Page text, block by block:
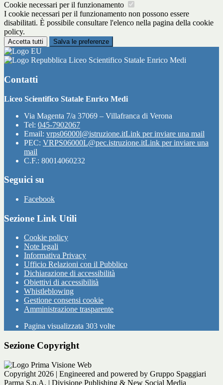
Cookie necessari per il funzionamento
I cookie necessari per il funzionamento non possono essere
disabilitati. È possibile consultare l'elenco nella pagina della cookie
policy.
Accetta tutti Salva le preferenze
Liceo Scientifico Statale Enrico Medi
Contatti
Liceo Scientifico Statale Enrico Medi
Via Magenta 7/a 37069 – Villafranca di Verona
Tel: 045-7902067
Email: vrps06000l@istruzione.itLink per inviare una mail
PEC: VRPS06000L@pec.istruzione.itLink per inviare una
mail
C.F.: 80014060232
Seguici su
Facebook
Sezione Link Utili
Cookie policy
Note legali
Informativa Privacy
Ufficio Relazioni con il Pubblico
Dichiarazione di accessibilità
Obiettivi di accessibilità
Whistleblowing
Gestione consensi cookie
Amministrazione trasparente
Pagina visualizzata 303 volte
Sezione Copyright
Copyright 2026 | Engineered and powered by Gruppo Spaggiari
Parma S.p.A. | Divisione Publishing & New Social Media